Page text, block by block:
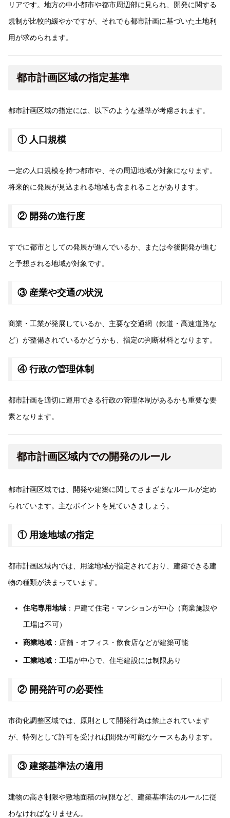
リアです。地方の中小都市や都市周辺部に見られ、開発に関する
規制が比較的緩やかですが、それでも都市計画に基づいた土地利
用が求められます。
都市計画区域の指定基準
都市計画区域の指定には、以下のような基準が考慮されます。
① 人口規模
一定の人口規模を持つ都市や、その周辺地域が対象になります。
将来的に発展が見込まれる地域も含まれることがあります。
② 開発の進行度
すでに都市としての発展が進んでいるか、または今後開発が進む
と予想される地域が対象です。
③ 産業や交通の状況
商業・工業が発展しているか、主要な交通網（鉄道・高速道路な
ど）が整備されているかどうかも、指定の判断材料となります。
④ 行政の管理体制
都市計画を適切に運用できる行政の管理体制があるかも重要な要
素となります。
都市計画区域内での開発のルール
都市計画区域では、開発や建築に関してさまざまなルールが定め
られています。主なポイントを見ていきましょう。
① 用途地域の指定
都市計画区域内では、用途地域が指定されており、建築できる建
物の種類が決まっています。
住宅専用地域：戸建て住宅・マンションが中心（商業施設や
工場は不可）
商業地域：店舗・オフィス・飲食店などが建築可能
工業地域：工場が中心で、住宅建設には制限あり
② 開発許可の必要性
市街化調整区域では、原則として開発行為は禁止されています
が、特例として許可を受ければ開発が可能なケースもあります。
③ 建築基準法の適用
建物の高さ制限や敷地面積の制限など、建築基準法のルールに従
わなければなりません。